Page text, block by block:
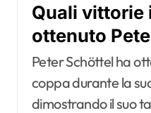
Quali vittorie
ottenuto
Peter Schöttel ha
coppa durante la
dimostrando il suo